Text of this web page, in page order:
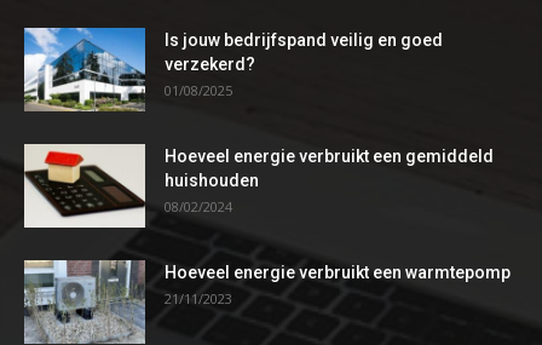
Is jouw bedrijfspand veilig en goed
verzekerd?
01/08/2025
Hoeveel energie verbruikt een gemiddeld
huishouden
08/02/2024
Hoeveel energie verbruikt een warmtepomp
21/11/2023